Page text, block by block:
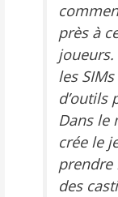
près à
joueurs.
les SIMs
d’outils
Dans le
crée le
prendre
des